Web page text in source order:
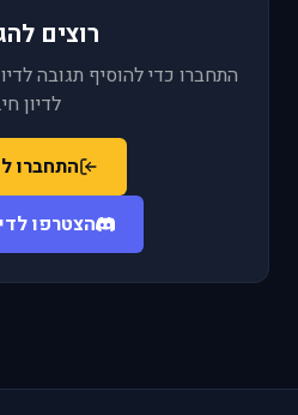
רוצים
התחברו כדי להוסיף תגובה
לדיון חי.
התחברו
הצטרפו